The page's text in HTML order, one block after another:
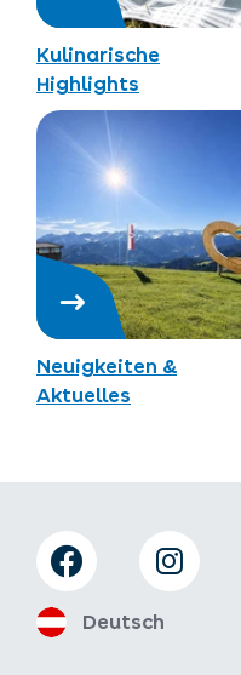
Kulinarische
Highlights
Neuigkeiten &
Aktuelles
Deutsch